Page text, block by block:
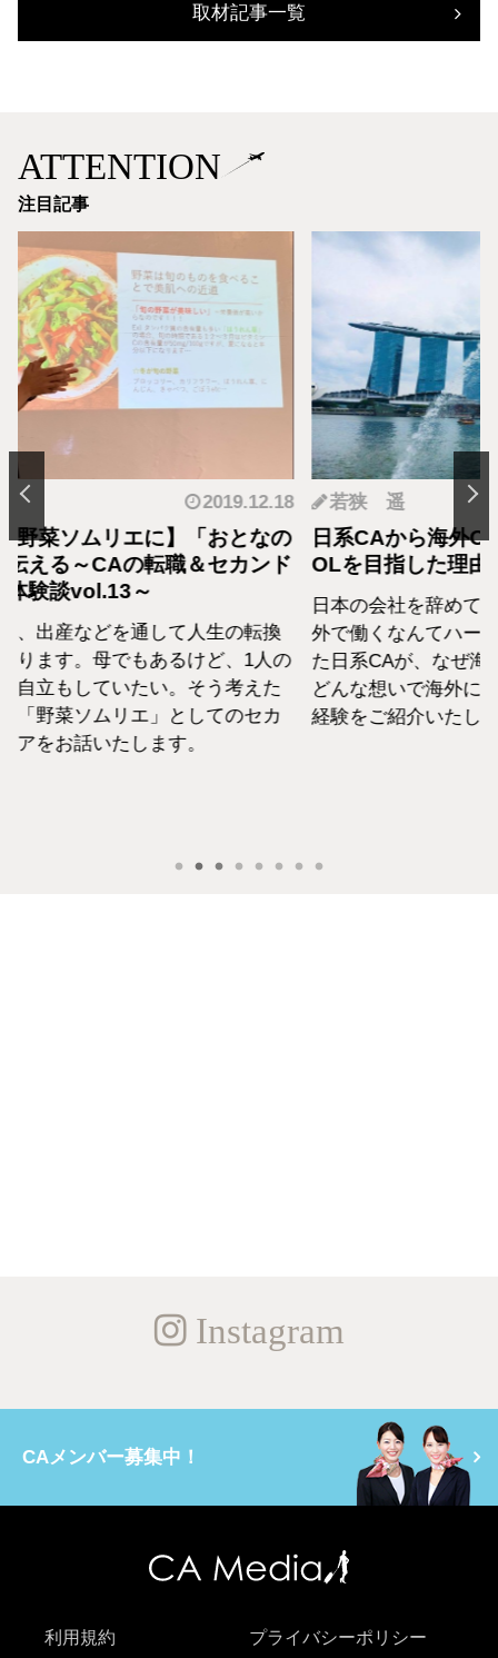
取材記事一覧
ATTENTION
注目記事
の
ド
換
人の
た
カ
2019.05.22
日系CAから海外OLに転職！私が海外
OLを目指した理由
日本の会社を辞めていきなり海外OLに！海
外で働くなんてハードルが高いと思ってい
た日系CAが、なぜ海外OLへ転身したのか、
どんな想いで海外に飛び出したのか、私の
経験をご紹介いたします。
羽
転
の
日系
外資
て働
らこ
な外
Instagram
CAメンバー募集中！
利用規約 プライバシーポリシー